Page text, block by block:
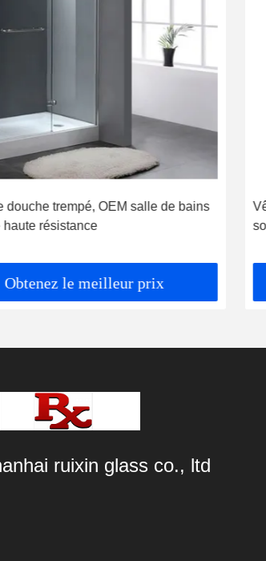
douche trempé, OEM salle de bains
haute résistance
Obtenez le meilleur prix
ruixin glass co., ltd